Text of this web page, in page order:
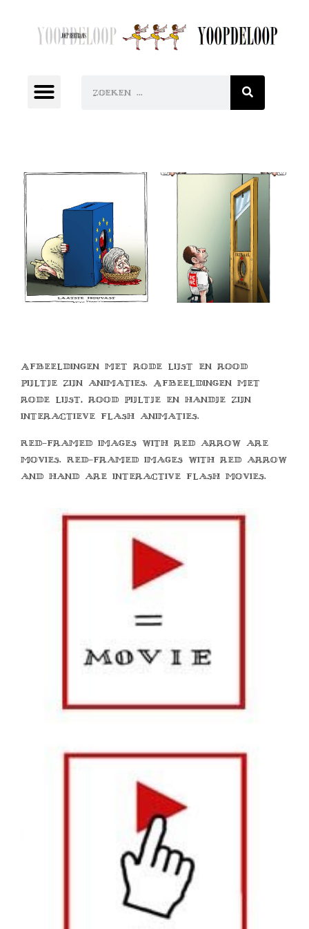
Afbeeldingen met rode lijst en rood
pijltje zijn animaties. Afbeeldingen met
rode lijst, rood pijltje en handje zijn
interactieve flash animaties.
Red-framed images with red arrow are
movies. Red-framed images with red arrow
and hand are interactive flash movies.